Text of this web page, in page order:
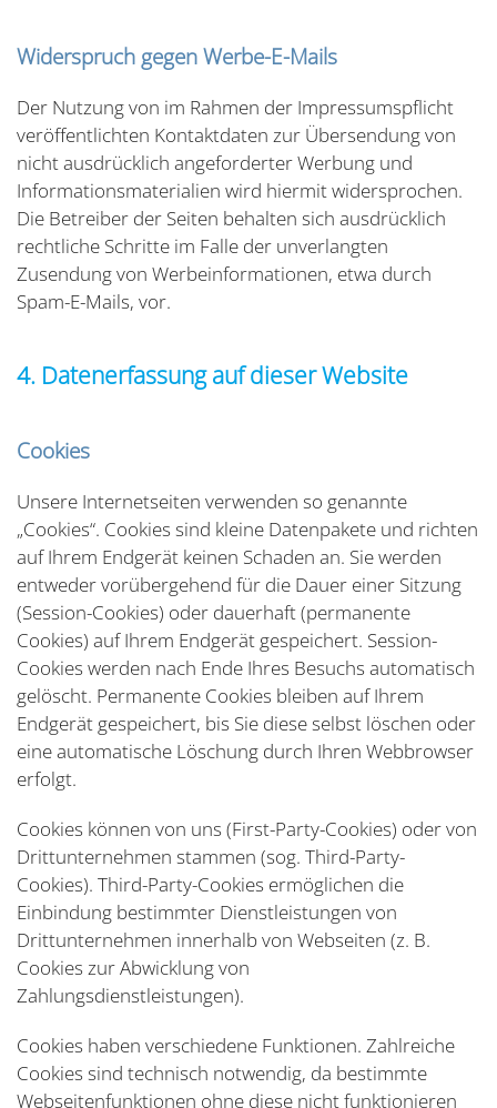
Widerspruch gegen Werbe-E-Mails
Der Nutzung von im Rahmen der Impressumspflicht
veröffentlichten Kontaktdaten zur Übersendung von
nicht ausdrücklich angeforderter Werbung und
Informationsmaterialien wird hiermit widersprochen.
Die Betreiber der Seiten behalten sich ausdrücklich
rechtliche Schritte im Falle der unverlangten
Zusendung von Werbeinformationen, etwa durch
Spam-E-Mails, vor.
4. Datenerfassung auf dieser Website
Cookies
Unsere Internetseiten verwenden so genannte
„Cookies“. Cookies sind kleine Datenpakete und richten
auf Ihrem Endgerät keinen Schaden an. Sie werden
entweder vorübergehend für die Dauer einer Sitzung
(Session-Cookies) oder dauerhaft (permanente
Cookies) auf Ihrem Endgerät gespeichert. Session-
Cookies werden nach Ende Ihres Besuchs automatisch
gelöscht. Permanente Cookies bleiben auf Ihrem
Endgerät gespeichert, bis Sie diese selbst löschen oder
eine automatische Löschung durch Ihren Webbrowser
erfolgt.
Cookies können von uns (First-Party-Cookies) oder von
Drittunternehmen stammen (sog. Third-Party-
Cookies). Third-Party-Cookies ermöglichen die
Einbindung bestimmter Dienstleistungen von
Drittunternehmen innerhalb von Webseiten (z. B.
Cookies zur Abwicklung von
Zahlungsdienstleistungen).
Cookies haben verschiedene Funktionen. Zahlreiche
Cookies sind technisch notwendig, da bestimmte
Webseitenfunktionen ohne diese nicht funktionieren